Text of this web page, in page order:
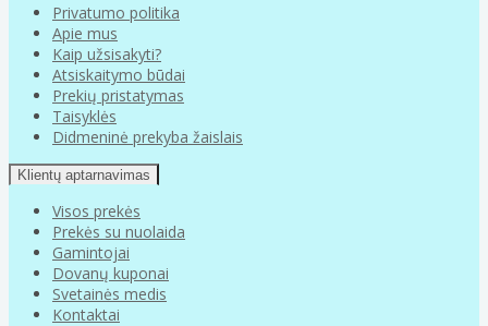
Privatumo politika
Apie mus
Kaip užsisakyti?
Atsiskaitymo būdai
Prekių pristatymas
Taisyklės
Didmeninė prekyba žaislais
Klientų aptarnavimas
Visos prekės
Prekės su nuolaida
Gamintojai
Dovanų kuponai
Svetainės medis
Kontaktai